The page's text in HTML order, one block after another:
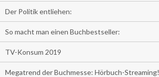
Der Politik entliehen:
So macht man einen Buchbestseller:
TV-Konsum 2019
Megatrend der Buchmesse: Hörbuch-Streaming!